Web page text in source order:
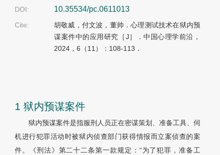
DOI:
10.35534/pc.0611013
Cite:
胡敬威，付文波，董帅．心理测试技术在狱内预
谋案件中的应用研究［J］．中国心理学前沿，
2024，6（11）：108-113．
1 狱内预谋案件
狱内预谋案件是指服刑人员正在密谋策划、准备工具、伺
机进行犯罪活动时被狱内侦查部门获得情报而立案侦查的案
件。《刑法》第二十二条第一款规定：“为了犯罪，准备工